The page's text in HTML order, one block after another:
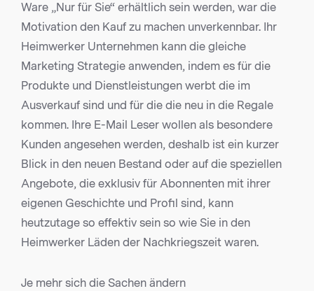
Ware „Nur für Sie“ erhältlich sein werden, war die
Motivation den Kauf zu machen unverkennbar. Ihr
Heimwerker Unternehmen kann die gleiche
Marketing Strategie anwenden, indem es für die
Produkte und Dienstleistungen werbt die im
Ausverkauf sind und für die die neu in die Regale
kommen. Ihre E-Mail Leser wollen als besondere
Kunden angesehen werden, deshalb ist ein kurzer
Blick in den neuen Bestand oder auf die speziellen
Angebote, die exklusiv für Abonnenten mit ihrer
eigenen Geschichte und Profil sind, kann
heutzutage so effektiv sein so wie Sie in den
Heimwerker Läden der Nachkriegszeit waren.
Je mehr sich die Sachen ändern